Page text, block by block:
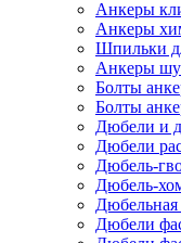
Анкеры
Анкеры
Шпильки
Анкеры
Болты
Болты
Дюбели и
Дюбели
Дюбель-
Дюбель-
Дюбельная
Дюбели